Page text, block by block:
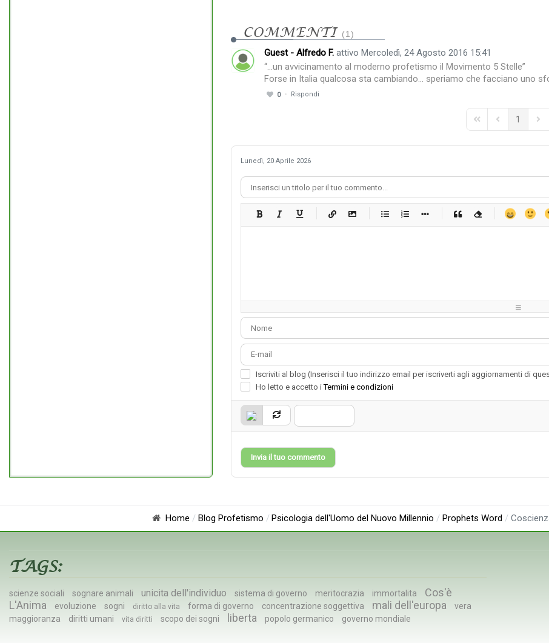
COMMENTI 1
Guest - Alfredo F. attivo Mercoledì, 24 Agosto 2016 15:41
“…un avvicinamento al moderno profetismo il Movimento 5 Stelle”
Forse in Italia qualcosa sta cambiando… speriamo che facciano uno
0 Rispondi
First PagePrevious Page
1
Lunedì, 20 Aprile 2026
-
-
-
-
-
-
-
-
Iscriviti al blog (Inserisci il tuo indirizzo email per iscriverti agli aggiornamenti di
Ho letto e accetto iTermini e condizioni
Invia il tuo commento
Home Blog Profetismo Psicologia dell'Uomo del Nuovo Millennio Prophets Word
TAGS:
scienze sociali sognare animali unicita dell'individuo sistema di governo meritocrazia immortalita
Cos'è
L'Anima
evoluzione sogni diritto alla vita forma di governo concentrazione soggettiva mali dell'europa
vera
maggioranza
diritti umani vita diritti scopo dei sogni liberta popolo germanico governo mondiale